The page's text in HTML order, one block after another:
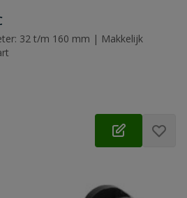
32 t/m 160 mm | Makkelijk